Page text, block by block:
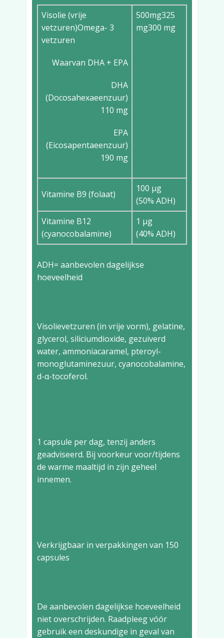
Visolie (vrije
vetzuren)Omega- 3
vetzuren
Waarvan DHA + EPA
DHA
(Docosahexaeenzuur)
110 mg
EPA
(Eicosapentaeenzuur)
190 mg
500mg325
mg300 mg
Vitamine B9 (folaat)
100 µg
(50% ADH)
Vitamine B12
(cyanocobalamine)
1 µg
(40% ADH)
ADH= aanbevolen dagelijkse
hoeveelheid
Visolievetzuren (in vrije vorm), gelatine,
glycerol, siliciumdioxide, gezuiverd
water, ammoniacaramel, pteroyl-
monoglutaminezuur, cyanocobalamine,
d-α-tocoferol.
1 capsule per dag, tenzij anders
geadviseerd. Bij voorkeur voor/tijdens
de warme maaltijd in zijn geheel
innemen.
Verkrijgbaar in verpakkingen van 150
capsules
De aanbevolen dagelijkse hoeveelheid
niet overschrijden. Raadpleeg vóór
gebruik een deskundige in geval van